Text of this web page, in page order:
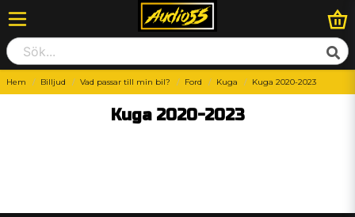
Hem Billjud Vad passar till min bil? Ford Kuga Kuga 2020-2023
Kuga 2020-2023